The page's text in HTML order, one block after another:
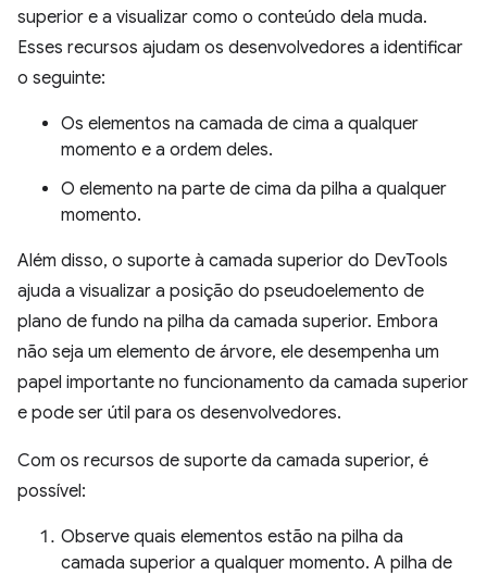
superior e a visualizar como o conteúdo dela muda.
Esses recursos ajudam os desenvolvedores a identificar
o seguinte:
Os elementos na camada de cima a qualquer
momento e a ordem deles.
O elemento na parte de cima da pilha a qualquer
momento.
Além disso, o suporte à camada superior do DevTools
ajuda a visualizar a posição do pseudoelemento de
plano de fundo na pilha da camada superior. Embora
não seja um elemento de árvore, ele desempenha um
papel importante no funcionamento da camada superior
e pode ser útil para os desenvolvedores.
Com os recursos de suporte da camada superior, é
possível:
Observe quais elementos estão na pilha da
camada superior a qualquer momento. A pilha de